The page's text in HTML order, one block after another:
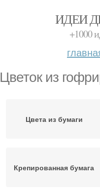
ИДЕИ
+1000
Цветок из
Цвета из бумаги
Крепированная бумага